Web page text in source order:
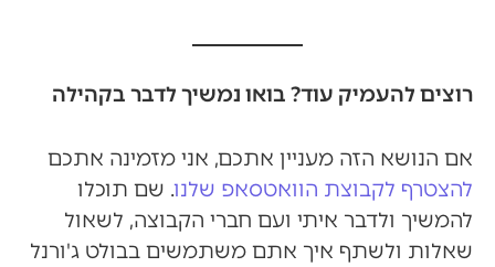
רוצים להעמיק עוד? בואו נמשיך לדבר בקהילה
אם הנושא הזה מעניין אתכם, אני מזמינה אתכם
להצטרף לקבוצת הוואטסאפ שלנו. שם תוכלו
להמשיך ולדבר איתי ועם חברי הקבוצה, לשאול
שאלות ולשתף איך אתם משתמשים בבולט ג'ורנל